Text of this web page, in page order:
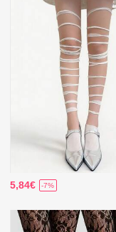
5,84€ -7%